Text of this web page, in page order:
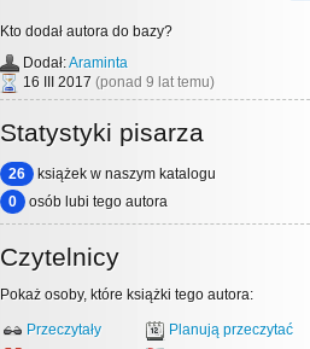
Kto dodał autora do bazy?
Dodał:Araminta
16 III 2017 (ponad 9 lat temu)
Statystyki pisarza
26
książek w naszym katalogu
0
osób lubi tego autora
Czytelnicy
Pokaż osoby, które książki tego autora:
Przeczytały
Planują przeczytać